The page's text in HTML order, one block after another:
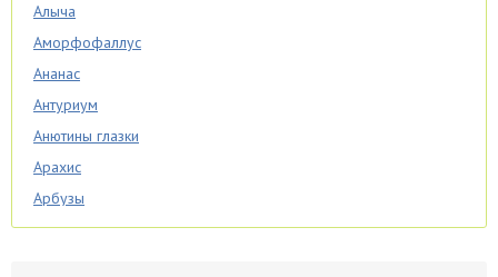
Алыча
Аморфофаллус
Ананас
Антуриум
Анютины глазки
Арахис
Арбузы
Аспарагус